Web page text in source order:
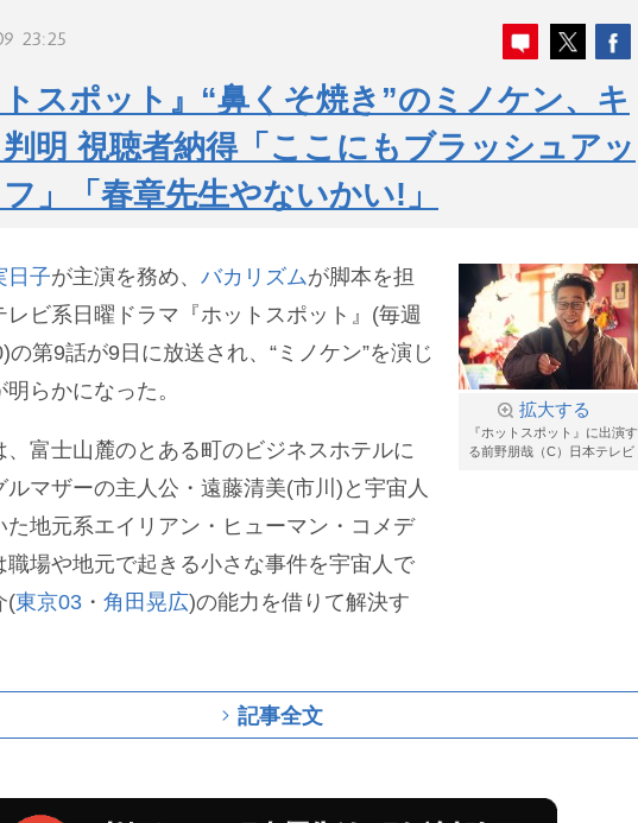
23:25
トスポット』“鼻くそ焼き”のミノケン、キ
明 視聴者納得「ここにもブラッシュアッ
」「春章先生やないかい!」
拡大する
『ホットスポット』に出演す
る前野朋哉（C）日本テレビ
日子が主演を務め、 バカリズムが脚本を担
レビ系日曜ドラマ『ホットスポット』(毎週
の第9話が9日に放送され、“ミノケン”を演じ
らかになった。
、富士山麓のとある町のビジネスホテルに
ルマザーの主人公・遠藤清美(市川)と宇宙人
た地元系エイリアン・ヒューマン・コメデ
職場や地元で起きる小さな事件を宇宙人で
(東京03 ・ 角田晃広)の能力を借りて解決す
記事全文